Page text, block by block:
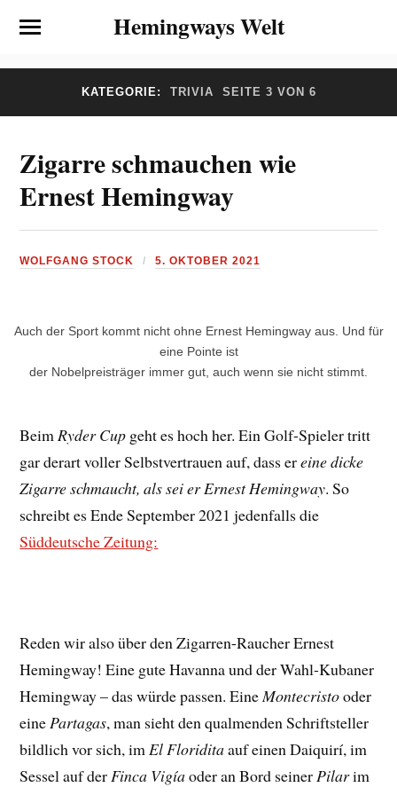
Hemingways Welt
KATEGORIE: TRIVIA SEITE 3 VON 6
Zigarre schmauchen wie
Ernest Hemingway
WOLFGANG STOCK 5. OKTOBER 2021
Auch der Sport kommt nicht ohne Ernest Hemingway aus. Und für
eine Pointe ist
der Nobelpreisträger immer gut, auch wenn sie nicht stimmt.
BeimRyder Cup geht es hoch her. Ein Golf-Spieler tritt
gar derart voller Selbstvertrauen auf, dass ereine dicke
Zigarre schmaucht, als sei er Ernest Hemingway. So
schreibt es Ende September 2021 jedenfalls die
Süddeutsche Zeitung:
Reden wir also über den Zigarren-Raucher Ernest
Hemingway! Eine gute Havanna und der Wahl-Kubaner
Hemingway – das würde passen. EineMontecristooder
einePartagas, man sieht den qualmenden Schriftsteller
bildlich vor sich, imEl Floriditaauf einen Daiquirí, im
Sessel auf derFinca Vigíaoder an Bord seinerPilarim